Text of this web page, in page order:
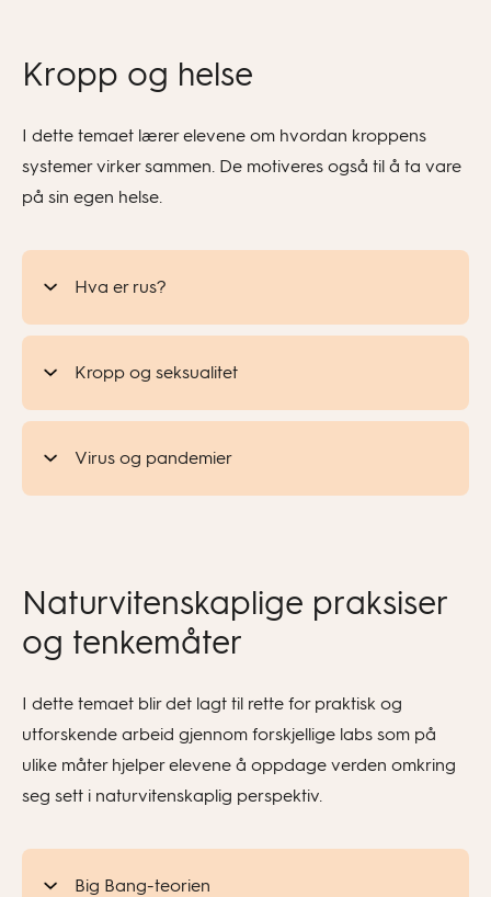
Kropp og helse
I dette temaet lærer elevene om hvordan kroppens
systemer virker sammen. De motiveres også til å ta vare
på sin egen helse.
Hva er rus?
Kropp og seksualitet
Virus og pandemier
Naturvitenskaplige praksiser
og tenkemåter
I dette temaet blir det lagt til rette for praktisk og
utforskende arbeid gjennom forskjellige labs som på
ulike måter hjelper elevene å oppdage verden omkring
seg sett i naturvitenskaplig perspektiv.
Big Bang-teorien